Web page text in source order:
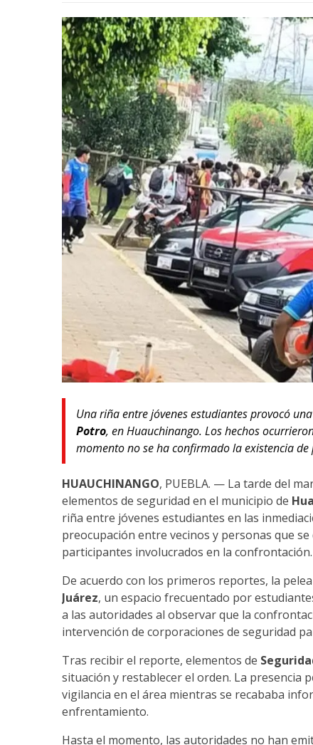
Una riña entre jóvenes estudiantes provocó
Potro, en Huauchinango. Los hechos
momento no se ha confirmado la existencia de
HUAUCHINANGO, PUEBLA. — La tarde del
elementos de seguridad en el municipio de
riña entre jóvenes estudiantes en las
preocupación entre vecinos y personas que
participantes involucrados en la confrontación.
De acuerdo con los primeros reportes, la
Juárez, un espacio frecuentado por
a las autoridades al observar que la
intervención de corporaciones de seguridad
Tras recibir el reporte, elementos de
situación y restablecer el orden. La presencia
vigilancia en el área mientras se recababa
enfrentamiento.
Hasta el momento, las autoridades no han